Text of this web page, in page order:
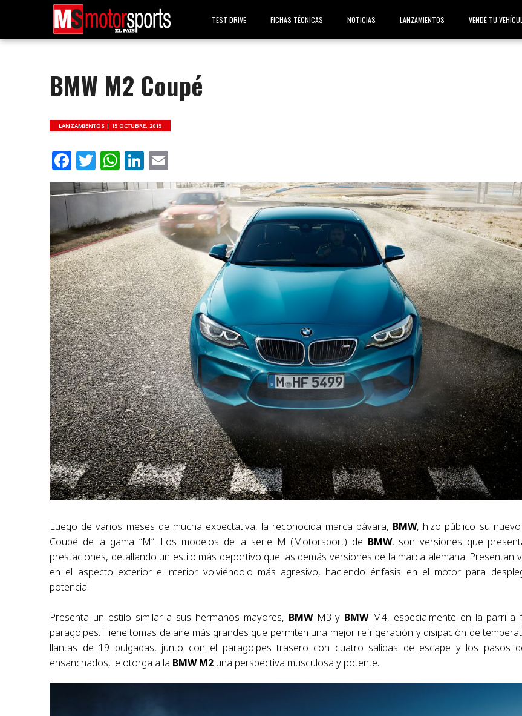
TEST DRIVE FICHAS TÉCNICAS NOTICIAS LANZAMIENTOS VENDÉ TU
BMW M2 Coupé
LANZAMIENTOS | 15 OCTUBRE, 2015
Facebook
Twitter
WhatsApp
LinkedIn
Luego de varios meses de mucha expectativa, la reconocida marca bávara, BMW, hizo público su
Coupé de la gama “M”. Los modelos de la serie M (Motorsport) de BMW, son versiones que
prestaciones, detallando un estilo más deportivo que las demás versiones de la marca alemana. Presentan
en el aspecto exterior e interior volviéndolo más agresivo, haciendo énfasis en el motor para
potencia.
Presenta un estilo similar a sus hermanos mayores, BMWM3 y BMWM4, especialmente en la parrilla
paragolpes. Tiene tomas de aire más grandes que permiten una mejor refrigeración y disipación de
llantas de 19 pulgadas, junto con el paragolpes trasero con cuatro salidas de escape y los pasos
ensanchados, le otorga a la BMW M2 una perspectiva musculosa y potente.